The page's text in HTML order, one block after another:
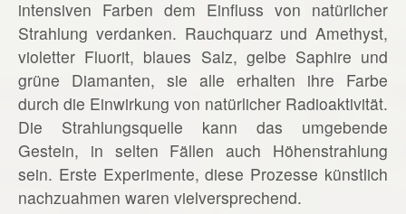
intensiven Farben dem Einfluss von natürlicher
Strahlung verdanken. Rauchquarz und Amethyst,
violetter Fluorit, blaues Salz, gelbe Saphire und
grüne Diamanten, sie alle erhalten ihre Farbe
durch die Einwirkung von natürlicher Radioaktivität.
Die Strahlungsquelle kann das umgebende
Gestein, in selten Fällen auch Höhenstrahlung
sein. Erste Experimente, diese Prozesse künstlich
nachzuahmen waren vielversprechend.